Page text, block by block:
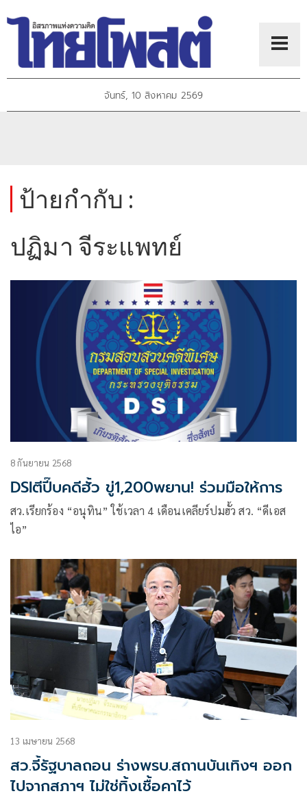
จันทร์, 10 สิงหาคม 2569
ป้ายกำกับ :
ปฏิมา จีระแพทย์
8 กันยายน 2568
DSIตีปี๊บคดีฮั้ว ขู่1,200พยาน! ร่วมมือให้การ
สว.เรียกร้อง “อนุทิน” ใช้เวลา 4 เดือนเคลียร์ปมฮั้ว สว. “ดีเอส
ไอ”
13 เมษายน 2568
สว.จี้รัฐบาลถอน ร่างพรบ.สถานบันเทิงฯ ออก
ไปจากสภาฯ ไม่ใช่ทิ้งเชื้อคาไว้